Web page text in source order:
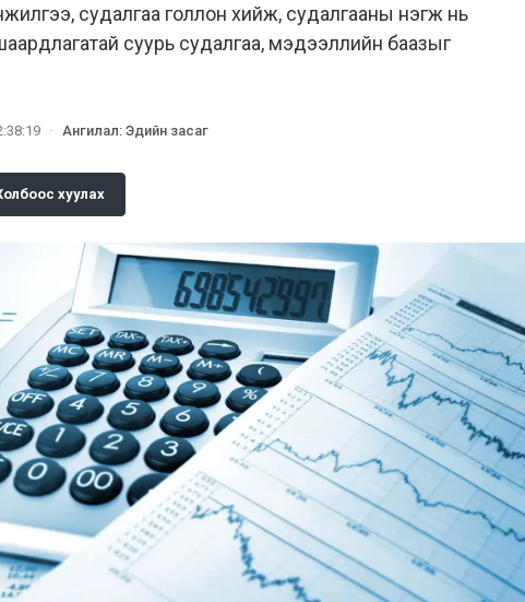
судалгаа голлон хийж, судалгааны нэгж нь
суурь судалгаа, мэдээллийн баазыг
· Ангилал: Эдийн засаг
хуулах